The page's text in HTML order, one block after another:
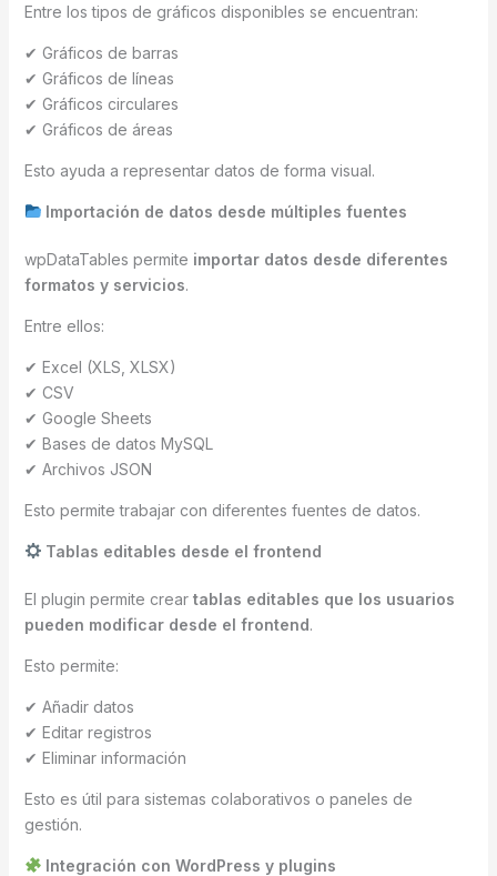
Entre los tipos de gráficos disponibles se encuentran:
✔ Gráficos de barras
✔ Gráficos de líneas
✔ Gráficos circulares
✔ Gráficos de áreas
Esto ayuda a representar datos de forma visual.
Importación de datos desde múltiples fuentes
wpDataTables permite importar datos desde diferentes
formatos y servicios.
Entre ellos:
✔ Excel (XLS, XLSX)
✔ CSV
✔ Google Sheets
✔ Bases de datos MySQL
✔ Archivos JSON
Esto permite trabajar con diferentes fuentes de datos.
Tablas editables desde el frontend
El plugin permite crear tablas editables que los usuarios
pueden modificar desde el frontend.
Esto permite:
✔ Añadir datos
✔ Editar registros
✔ Eliminar información
Esto es útil para sistemas colaborativos o paneles de
gestión.
Integración con WordPress y plugins